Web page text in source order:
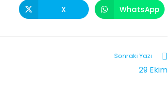
X WhatsApp
Sonraki Yazı
29 Ekim